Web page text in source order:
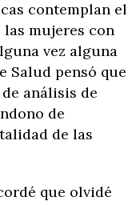
contemplan el
mujeres con
vez alguna
Salud pensó que
análisis de
de
de las
que olvidé